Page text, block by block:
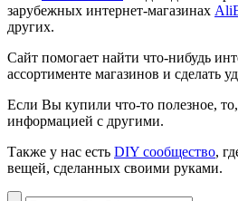
зарубежных интернет-магазинах
других.
Сайт помогает найти что-нибудь
ассортименте магазинов и сделать
Если Вы купили что-то полезное,
информацией с другими.
Также у нас есть DIY сообщество,
вещей, сделанных своими руками.